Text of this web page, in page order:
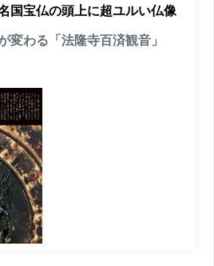
国宝仏の頭上に超ユルい仏像
変わる「法隆寺百済観音」